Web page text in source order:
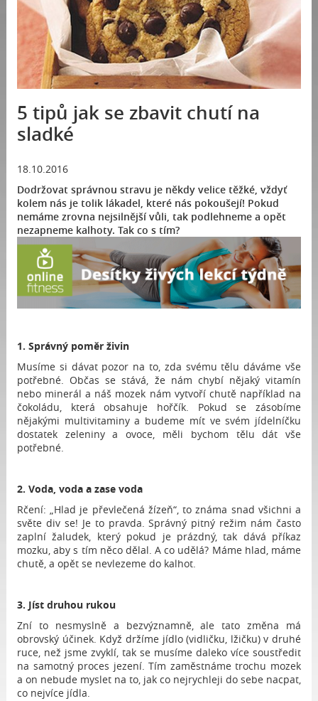
5 tipů jak se zbavit chutí na
sladké
18.10.2016
Dodržovat správnou stravu je někdy velice těžké, vždyť
kolem nás je tolik lákadel, které nás pokoušejí! Pokud
nemáme zrovna nejsilnější vůli, tak podlehneme a opět
nezapneme kalhoty. Tak co s tím?
1. Správný poměr živin
Musíme si dávat pozor na to, zda svému tělu dáváme vše
potřebné. Občas se stává, že nám chybí nějaký vitamín
nebo minerál a náš mozek nám vytvoří chutě například na
čokoládu, která obsahuje hořčík. Pokud se zásobíme
nějakými multivitaminy a budeme mít ve svém jídelníčku
dostatek zeleniny a ovoce, měli bychom tělu dát vše
potřebné.
2. Voda, voda a zase voda
Rčení: „Hlad je převlečená žízeň“, to známa snad všichni a
světe div se! Je to pravda. Správný pitný režim nám často
zaplní žaludek, který pokud je prázdný, tak dává příkaz
mozku, aby s tím něco dělal. A co udělá? Máme hlad, máme
chutě, a opět se nevlezeme do kalhot.
3. Jíst druhou rukou
Zní to nesmyslně a bezvýznamně, ale tato změna má
obrovský účinek. Když držíme jídlo (vidličku, lžičku) v druhé
ruce, než jsme zvyklí, tak se musíme daleko více soustředit
na samotný proces jezení. Tím zaměstnáme trochu mozek
a on nebude myslet na to, jak co nejrychleji do sebe nacpat,
co nejvíce jídla.